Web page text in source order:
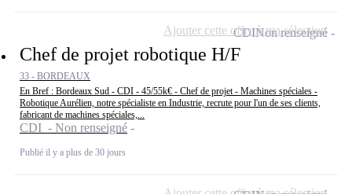
Chef de projet robotique H/F
33 - BORDEAUX
En Bref : Bordeaux Sud - CDI - 45/55k€ - Chef de projet - Machines spéciales -
Robotique Aurélien, notre spécialiste en Industrie, recrute pour l'un de ses clients,
fabricant de machines spéciales,...
CDI - Non renseigné
Publié il y a plus de 30 jours
CDINon renseigné
Ajouter cette offre à ma sélection